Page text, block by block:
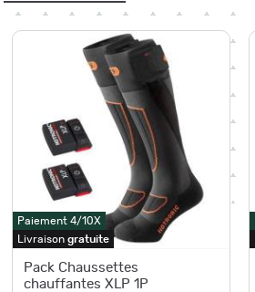
Paiement 4/10X
Livraison gratuite
Pack Chaussettes
chauffantes XLP 1P